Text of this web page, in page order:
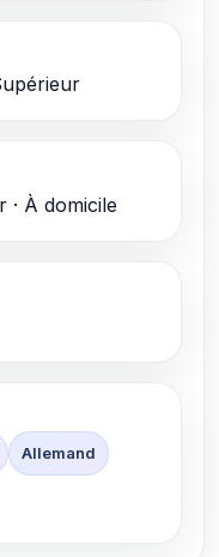
· À domicile
Allemand